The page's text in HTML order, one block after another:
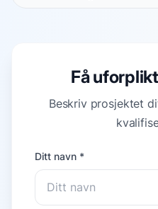
Få
Beskriv prosjektet
Ditt navn *